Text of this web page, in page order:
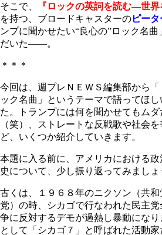
そこで、 『ロックの英詞を読む―世界
を持つ、ブロードキャスターのピー
ンプに聞かせたい“良心の”ロック名
だいた――。
＊＊＊
今回は、週プレＮＥＷＳ編集部から
ック名曲」というテーマで語ってほ
た。トランプには何を聞かせてもム
（笑）、ストレートな反戦歌や社会
ど、いくつか紹介していきます。
本題に入る前に、アメリカにおける
史について、少し振り返ってみましょ
古くは、１９６８年のニクソン（共
党）の時、シカゴで行なわれた民主
争に反対するデモが過熱し暴動にな
として「シカゴ７」と呼ばれた活動